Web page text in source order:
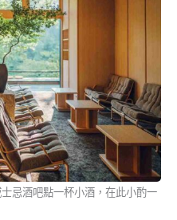
忌酒吧點一杯小酒，在此小酌一